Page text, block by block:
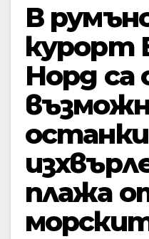
В
курорт
Норд
плажа